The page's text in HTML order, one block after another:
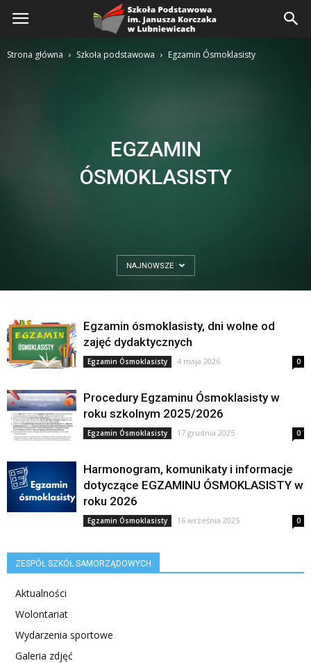
Szkoła
Podstawowa
Strona główna Szkoła podstawowa Egzamin Ósmoklasisty
EGZAMIN
ÓSMOKLASISTY
NAJNOWSZE
Egzamin ósmoklasisty, dni wolne od
zajęć dydaktycznych
Egzamin Ósmoklasisty 4 maja 2026 0
Procedury Egzaminu Ósmoklasisty w
roku szkolnym 2025/2026
Egzamin Ósmoklasisty 17 grudnia 2025 0
Harmonogram, komunikaty i informacje
dotyczące EGZAMINU ÓSMOKLASISTY w
roku 2026
Egzamin Ósmoklasisty 16 września 2025 0
ZESPÓŁ SZKÓŁ SAMORZĄDOWYCH
Aktualności
Wolontariat
Wydarzenia sportowe
Galeria zdjęć